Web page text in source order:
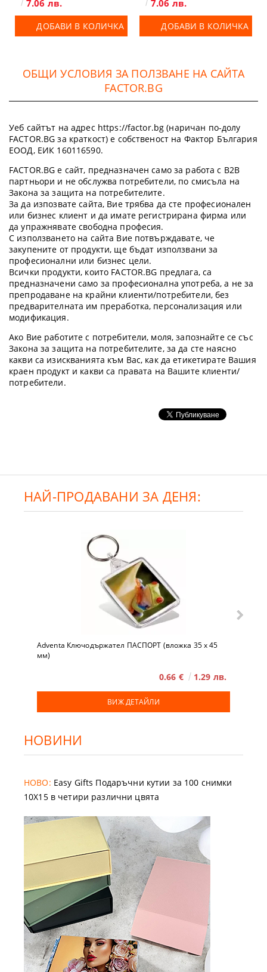
7.06 лв.
ДОБАВИ В КОЛИЧКА
7.06 лв.
ДОБАВИ В КОЛИЧКА
ОБЩИ УСЛОВИЯ ЗА ПОЛЗВАНЕ НА САЙТА
FACTOR.BG
Уеб сайтът на адрес https://factor.bg (наричан по-долу
FACTOR.BG за краткост) е собственост на Фактор България
ЕООД, ЕИК 160116590.
FACTOR.BG е сайт, предназначен само за работа с B2B
партньори и не обслужва потребители, по смисъла на
Закона за защита на потребителите.
За да изпозвате сайта, Вие трябва да сте професионален
или бизнес клиент и да имате регистрирана фирма или
да упражнявате свободна професия.
С използването на сайта Вие потвърждавате, че
закупените от продукти, ще бъдат използвани за
професионални или бизнес цели.
Всички продукти, които FACTOR.BG предлага, са
предназначени само за професионална употреба, а не за
препродаване на крайни клиенти/потребители, без
предварителната им преработка, персонализация или
модификация.
Ако Вие работите с потребители, моля, запознайте се със
Закона за защита на потребителите, за да сте наясно
какви са изискванията към Вас, как да етикетирате Вашия
краен продукт и какви са правата на Вашите клиенти/
потребители.
НАЙ-ПРОДАВАНИ ЗА ДЕНЯ:
Adventa Ключодържател ПАСПОРТ (вложка 35 x 45
мм)
0.66 € 1.29 лв.
ВИЖ ДЕТАЙЛИ
НОВИНИ
НОВО: Easy Gifts Подаръчни кутии за 100 снимки
10X15 в четири различни цвята